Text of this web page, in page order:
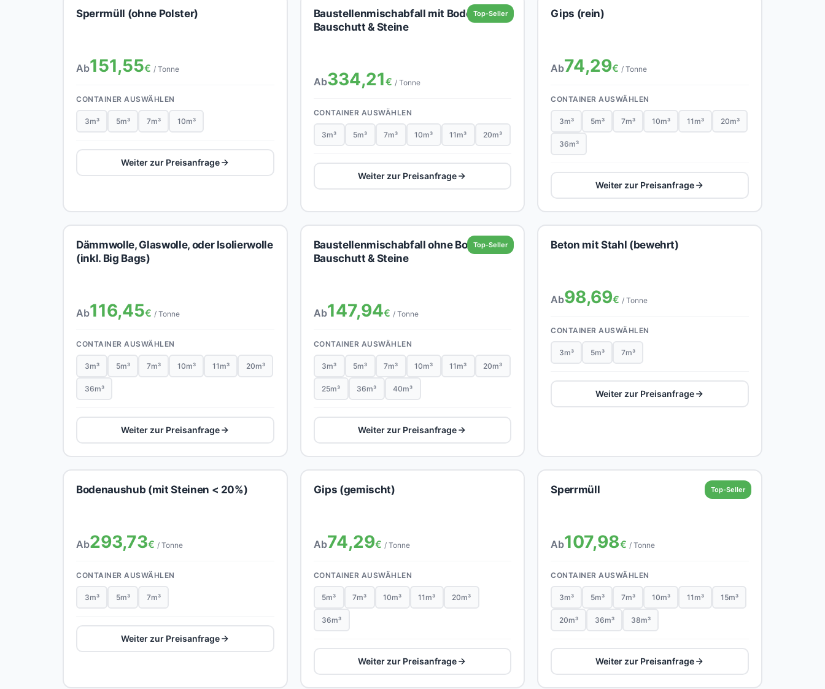
Sperrmüll (ohne Polster)
Ab151,55€ / Tonne
CONTAINER AUSWÄHLEN
3m³ 5m³ 7m³ 10m³
Weiter zur Preisanfrage
Top-Seller
Baustellenmischabfall mit Boden,
Bauschutt & Steine
Ab334,21€ / Tonne
CONTAINER AUSWÄHLEN
3m³ 5m³ 7m³ 10m³ 11m³ 20m³
Weiter zur Preisanfrage
Gips (rein)
Ab74,29€ / Tonne
CONTAINER AUSWÄHLEN
3m³ 5m³ 7m³ 10m³ 11m³ 20m³
36m³
Weiter zur Preisanfrage
Dämmwolle, Glaswolle, oder Isolierwolle
(inkl. Big Bags)
Ab116,45€ / Tonne
CONTAINER AUSWÄHLEN
3m³ 5m³ 7m³ 10m³ 11m³ 20m³
36m³
Weiter zur Preisanfrage
Top-Seller
Baustellenmischabfall ohne Boden,
Bauschutt & Steine
Ab147,94€ / Tonne
CONTAINER AUSWÄHLEN
3m³ 5m³ 7m³ 10m³ 11m³ 20m³
25m³ 36m³ 40m³
Weiter zur Preisanfrage
Beton mit Stahl (bewehrt)
Ab98,69€ / Tonne
CONTAINER AUSWÄHLEN
3m³ 5m³ 7m³
Weiter zur Preisanfrage
Bodenaushub (mit Steinen < 20%)
Ab293,73€ / Tonne
CONTAINER AUSWÄHLEN
3m³ 5m³ 7m³
Weiter zur Preisanfrage
Gips (gemischt)
Ab74,29€ / Tonne
CONTAINER AUSWÄHLEN
5m³ 7m³ 10m³ 11m³ 20m³
36m³
Weiter zur Preisanfrage
Top-Seller
Sperrmüll
Ab107,98€ / Tonne
CONTAINER AUSWÄHLEN
3m³ 5m³ 7m³ 10m³ 11m³ 15m³
20m³ 36m³ 38m³
Weiter zur Preisanfrage